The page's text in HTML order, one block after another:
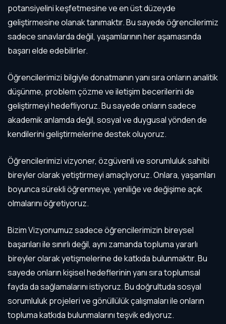
potansiyelini keşfetmesine ve en üst düzeyde
geliştirmesine olanak tanımaktır. Bu sayede öğrencilerimiz
sadece sınavlarda değil, yaşamlarının her aşamasında
başarı elde edebilirler.
Öğrencilerimizi bilgiyle donatmanın yanı sıra onların analitik
düşünme, problem çözme ve iletişim becerilerini de
geliştirmeyi hedefliyoruz. Bu sayede onların sadece
akademik anlamda değil, sosyal ve duygusal yönden de
kendilerini geliştirmelerine destek oluyoruz.
Öğrencilerimizi vizyoner, özgüvenli ve sorumluluk sahibi
bireyler olarak yetiştirmeyi amaçlıyoruz. Onlara, yaşamları
boyunca sürekli öğrenmeye, yeniliğe ve değişime açık
olmalarını öğretiyoruz.
Bizim Vizyonumuz sadece öğrencilerimizin bireysel
başarıları ile sınırlı değil, aynı zamanda topluma yararlı
bireyler olarak yetişmelerine de katkıda bulunmaktır. Bu
sayede onların kişisel hedeflerinin yanı sıra toplumsal
fayda da sağlamalarını istiyoruz. Bu doğrultuda sosyal
sorumluluk projeleri ve gönüllülük çalışmaları ile onların
topluma katkıda bulunmalarını teşvik ediyoruz.